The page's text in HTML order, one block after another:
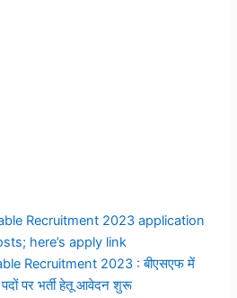
Recruitment 2023 application
here’s apply link
Recruitment 2023 : बीएसएफ में
पर भर्ती हेतू आवेदन शुरू